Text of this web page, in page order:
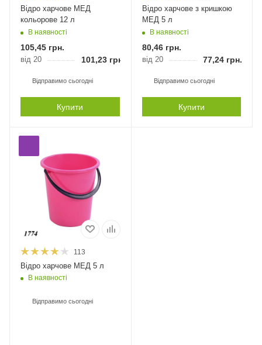
Відро харчове МЕД
кольорове 12 л
В наявності
105,45 грн.
від 20 101,23 грн.
Відправимо сьогодні
Купити
Відро харчове з кришкою
МЕД 5 л
В наявності
80,46грн.
від 20 77,24грн.
Відправимо сьогодні
Купити
113
Відро харчове МЕД 5 л
В наявності
Відправимо сьогодні